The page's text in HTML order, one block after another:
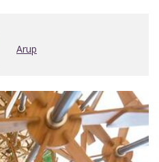
Arup